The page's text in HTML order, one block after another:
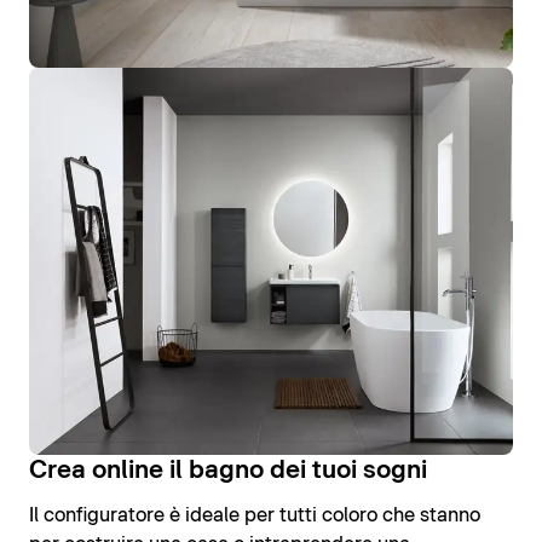
Crea online il bagno dei tuoi sogni
Il configuratore è ideale per tutti coloro che stanno